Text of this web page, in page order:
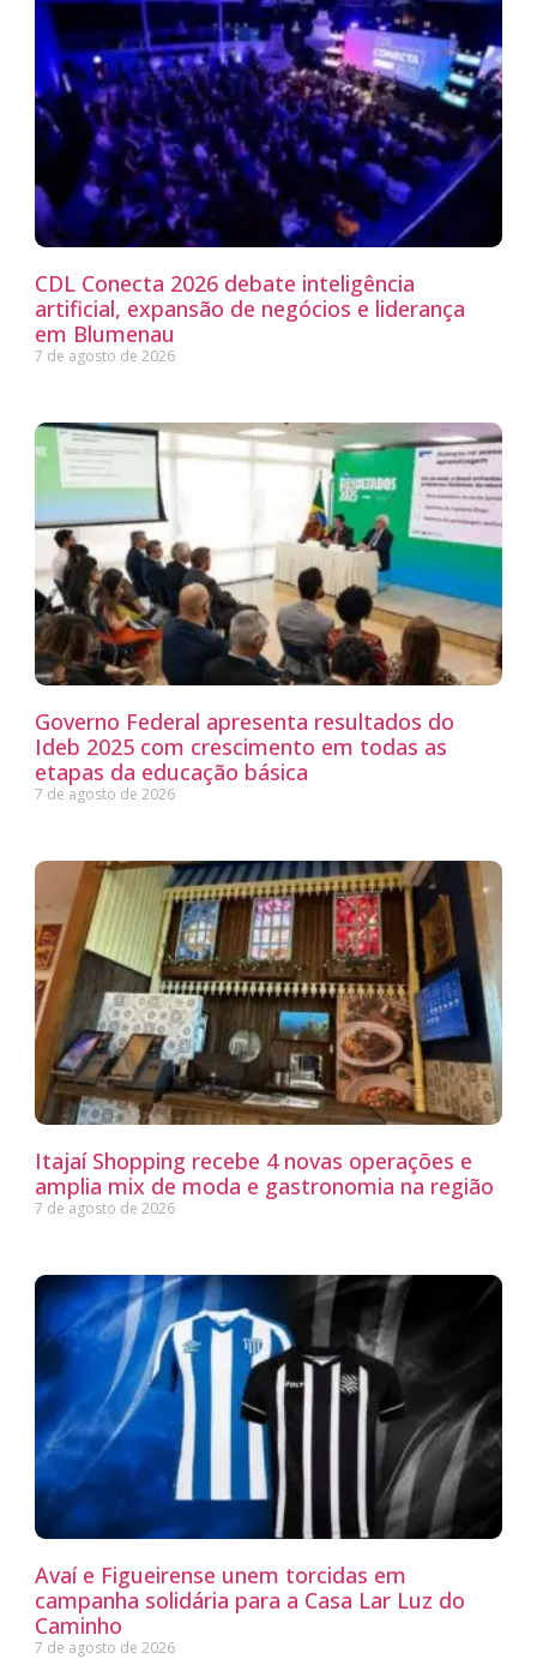
CDL Conecta 2026 debate inteligência
artificial, expansão de negócios e liderança
em Blumenau
7 de agosto de 2026
Governo Federal apresenta resultados do
Ideb 2025 com crescimento em todas as
etapas da educação básica
7 de agosto de 2026
Itajaí Shopping recebe 4 novas operações e
amplia mix de moda e gastronomia na região
7 de agosto de 2026
Avaí e Figueirense unem torcidas em
campanha solidária para a Casa Lar Luz do
Caminho
7 de agosto de 2026